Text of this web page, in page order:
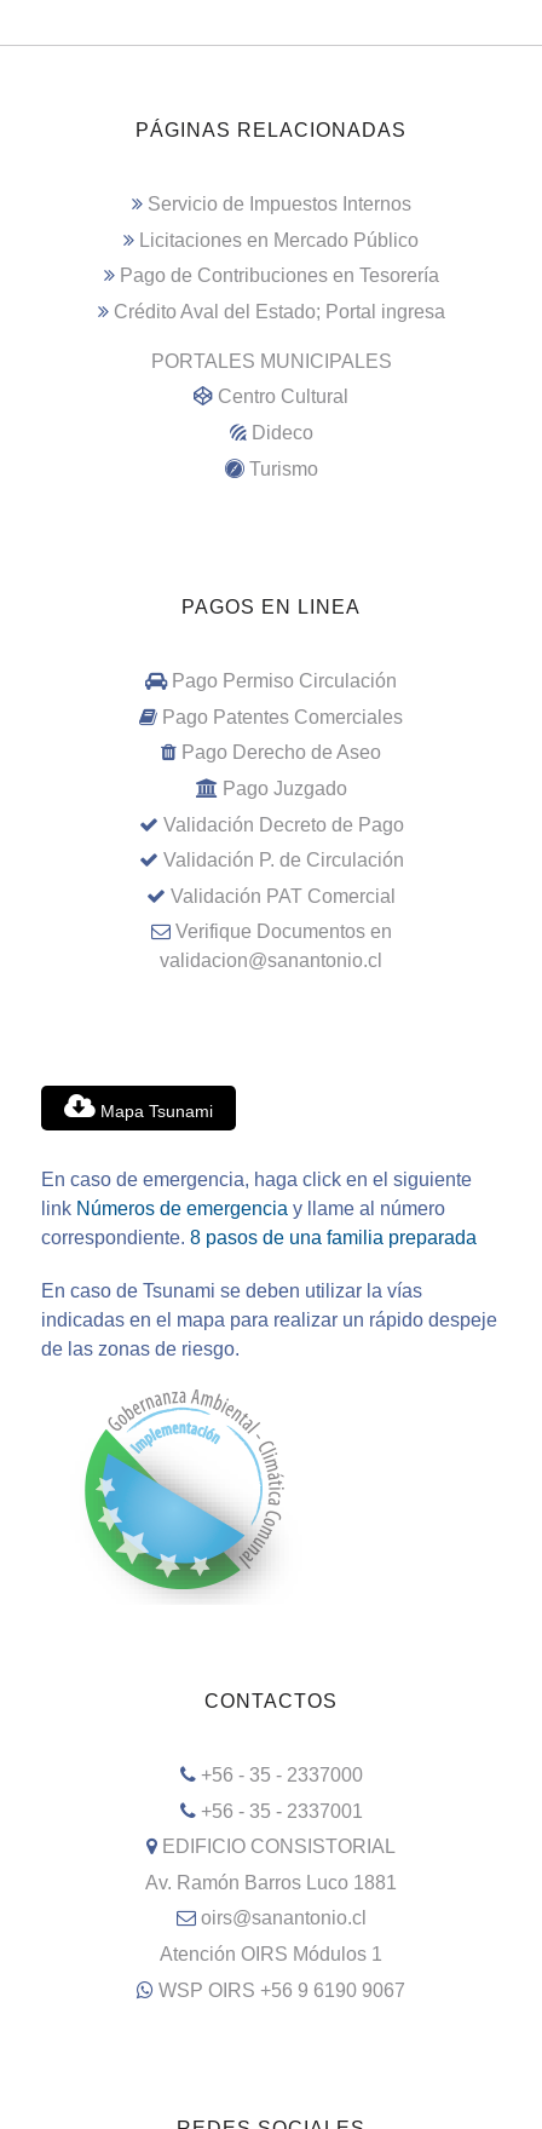
PÁGINAS RELACIONADAS
Servicio de Impuestos Internos
Licitaciones en Mercado Público
Pago de Contribuciones en Tesorería
Crédito Aval del Estado; Portal ingresa
PORTALES MUNICIPALES
Centro Cultural
Dideco
Turismo
PAGOS EN LINEA
Pago Permiso Circulación
Pago Patentes Comerciales
Pago Derecho de Aseo
Pago Juzgado
Validación Decreto de Pago
Validación P. de Circulación
Validación PAT Comercial
Verifique Documentos en
validacion@sanantonio.cl
Mapa Tsunami
En caso de emergencia, haga click en el siguiente
link Números de emergencia y llame al número
correspondiente. 8 pasos de una familia preparada
En caso de Tsunami se deben utilizar la vías
indicadas en el mapa para realizar un rápido despeje
de las zonas de riesgo.
CONTACTOS
+56 - 35 - 2337000
+56 - 35 - 2337001
EDIFICIO CONSISTORIAL
Av. Ramón Barros Luco 1881
oirs@sanantonio.cl
Atención OIRS Módulos 1
WSP OIRS +56 9 6190 9067